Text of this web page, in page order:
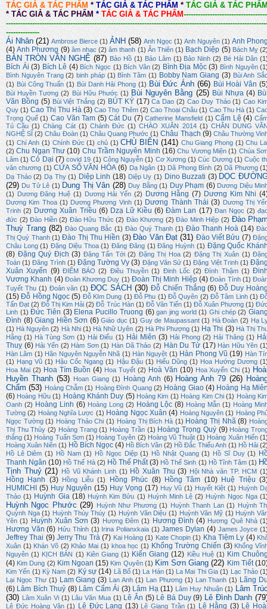
TÁC GIẢ & TÁC PHẨM * TÁC GIẢ & TÁC PHẨM * TÁC GIẢ & TÁC
* TÁC GIẢ & TÁC PHẨM * TÁC GIẢ & TÁC PHẨM-----------------------------------
--------------
Ái Nhân (21) Ambrose Bierce (1) ẢNH (58) Anh Ngọc (1) Anh Nguyên (1) Anh
(4) Anh Phương (9) âm nhạc (2) âm thanh (1) Ân Thiên (1) Bạch Diệp (5) Bách Mỵ
BÀN TRÒN VĂN NGHỆ (87) Bảo Hồ (1) Bảo Lâm (1) Bảo Ninh (2) Bé Hải Dân
Bích Ái (3) Bích Lê (4) Bích Ngọc (1) Bích Vân (2) Bình Địa Mộc (3) Bình Nguyên
Bình Nguyên Trang (2) binh pháp (1) Bình Tâm (1) Bobby Nam Giang (3) Bùi Anh
(1) Bùi Công Thuấn (1) Bùi Danh Hải Phong (1) Bùi Đức Ánh (66) Bùi Hoài Vân
Bùi Huyền Tương (2) Bùi Hữu Phước (1) Bùi Nguyên Bằng (25) Bùi Nhựa (4)
Văn Bồng (5) Bùi Việt Thắng (2) BÚT KÝ (17) Ca Dao (2) Cao Duy Thảo (1) Cao
Quy (1) Cao Thị Thu Hà (3) Cao Thọ Thêm (2) Cao Thoại Châu (1) Cao Thu Hà (1)
Trọng Quế (1) Cao Văn Tam (5) Cát Du (7) Catherine Mansfield (1) Cẩm Lệ (4)
Tú Cầu (1) Chàng Cát (1) Chánh Đức (1) CHÀO XUÂN 2014 (1) CHÂN DUNG
NGHỆ SĨ (2) Châu Đoàn (1) Châu Quang Phước (1) Châu Thạch (9) Châu Thường
(1) Chí Anh (1) Chính Đức (1) chủ (1) CHỦ BIÊN (141) Chu Giang Phong (1) Chu
(2) Chu Ngạn Thư (10) Chu Trầm Nguyên Minh (16) Chu Vương Miện (1) Chúa
Lâm (1) Cỏ Dại (7) covid 19 (1) Công Nguyễn (1) Cơ Xương (1) Cúc Dương (1) Cuộc
văn chương (1) CỬA SỔ VĂN HÓA (6) Dạ Ngân (1) Dã Phong Bình (2) Dã Phương
Dạ Thảo (2) Dạ Thy (1) Diệp Linh (18) Diệp Uy (1) Dino Buzzati (3) DỌC
(29) Du Tử Lê (1) Dung Thị Vân (28) Duy Bằng (1) Duy Phạm (6) Dương Diệu
(1)
Dương Đăng Huệ (1) Dương Hải Yến (2) Dương Hằng (7) Dương Kim Nhi
Dương Kim Thoa (1) Dương Phương Vinh (1) Dương Thành Thái (3) Dương Thị
Trinh (2) Dương Xuân Triều (6) Dzạ Lữ Kiều (6) Đàm Lan (17) Đan Ngọc (2)
đức (2) Đào Hiền (2) Đào Hữu Thức (2) Đào Khương (2) Đào Minh Hiệp (2) Đào
Thuỳ Trang (82) Đào Quang Bắc (1) Đào Quý Thạnh (1) Đào Thanh Hoà (14)
Thị Quý Thanh (1) Đào Thị Thu Hiền (3) Đào Văn Đạt (31) Đào Viết Bửu (7)
Châu Long (1) Đặng Diệu Thoa (1) Đăng Đăng (1) Đăng Huỳnh (1) Đặng Quốc
(8) Đặng Quý Địch (3) Đặng Tấn Tới (2) Đặng Thị Hoa (2) Đặng Thị Xuân (1)
Toán (1) Đăng Trình (1) Đặng Tường Vy (3) Đặng Văn Sử (1) Đặng Việt Trinh (1)
Xuân Xuyến (9) ĐIỂM BÁO (2) Điêu Thuyền (1) Đinh Lốc (2) Đình Thậm (1)
Vương Khanh (4) Đoàn Khương Duy (1) Đoàn Thị Minh Hiệp (4) Đoàn Tình (1)
Tuyết Thu (1) Đoản văn (1) ĐỌC SÁCH (30) Đỗ Chiến Thắng (6) Đỗ Duy
(15) Đỗ Hồng Ngọc (5) Đỗ KIm Dung (1) Đỗ Phu (1) Đỗ Quyên (2) Đỗ Tâm Linh (1)
Tấn Đạt (2) Đỗ Thị Kim Hải (2) Đỗ Trúc Hàn (1) Đỗ Văn Tiến (1) Đỗ Xuân Phương (1)
Linh (1) Đức Tiên (3) Elena Pucillo Truong (6) gan jing world (1) Ghi chép (2)
Đình (8) Giang Hiền Sơn (6) Giáo dục (1) Guy de Maupassant (1) Hà Đoàn (2) Hạ
(1) Hà Nguyên (2) Hà Nhi (1) Hà Nhữ Uyên (2) Hà Phi Phượng (1) Hạ Thi (3) Hà Thị
Hằng (1) Hà Tùng Sơn (1) Hải Điểu (1) Hải Miên (3) Hải Phong (2) Hải Thăng (1)
Thuỵ (6) Hải Yến (2) Hàm Sơn (1) Hàn Dã Thảo (2) Hàn Du Tử (17) Hàn Hữu Yên
Hàn Lâm (1) Hãn Nguyên Nguyễn Nhã (1) Hàn Nguyệt (1) Hàn Phong Vũ (19) Hàn
(1) Hạng Vũ (1) Hậu Cốc Ngang (1) Hậu Đậu (1) Hiếu Dũng (1) Hoa Hướng Dương
Hoa Mai (2) Hoa Tím Buồn (4) Hoa Tuyết (2) Hoà Văn (10) Hoa Xuyến Chi (1)
Huyền Thanh (53) Hoan Giang (1) Hoàng Anh (6) Hoàng Anh 79 (26)
Chẩm (53) Hoàng Chẫm (1) Hoàng Đình Quang (2) Hoàng Giao (4) Hoàng Hạ
(6) Hoàng Hữu (1) Hoàng Khánh Duy (5) Hoàng Kim (1) Hoàng Kim Chi (1) Hoàng
Oanh (2) Hoàng Linh (6) Hoàng Long (2) Hoàng Lộc (8) Hoàng Mẫn (1) Hoàng
Tường (2) Hoàng Nghĩa Lược (1) Hoàng Ngọc Xuân (4) Hoàng Nguyên (1) Hoàng
Ngọc Tường (1) Hoàng Thảo Chi (1) Hoàng Thị Bích Hà (1) Hoàng Thị Nhã (8)
Thị Thu Thủy (2) Hoàng Trang (1) Hoàng Trần (1) Hoàng Trọng Quý (9) Hoàng
thắng (1) Hoàng Tuấn Sơn (1) Hoàng Tuyên (2) Hoàng Vũ Thuật (1) Hoàng Xuân Hiến
Hoàng Xuân Niên (1) Hồ Bích Ngọc (4) Hồ Bích Vân (2) Hồ Đắc Thiếu Anh (1) Hồ Hải
Hồ Lê Diêm (1) Hồ Nam (1) Hồ Ngọc Diệp (1) Hồ Nhật Quang (1) Hồ Sĩ Duy (1)
Thanh Ngân (10) Hồ Thế Hà (2) Hồ Thế Phất (3) Hồ Thế Sinh (1) Hồ Tĩnh Tâm (1)
Tịnh Thuỷ (21) Hồ Vũ Khánh Linh (1) Hồ Xuân Thu (3) Hội Nhà văn TP. HCM
Hồng Hạnh (3) Hồng Liễu (1) Hồng Phúc (8) Hồng Tâm (10) Huệ Triệu
HUMICHI
(5) Huy Nguyên (15) Huy Vọng (17) Huy Vũ (1) Huyết Kiệt (1) Huỳnh
Thảo (1) Huỳnh Gia (18) Huỳnh Kim Bửu (1) Huỳnh Minh Lệ (2) Huỳnh Ngọc Nga
Huỳnh Ngọc Phước (29) Huỳnh Như Phương (1) Huỳnh Thanh Lan (1)
Huỳnh
Quỳnh Nga (1) Huỳnh Thúy Thúy (1) Huỳnh Văn Diệu (1) Huỳnh Văn Mỹ (1) Huỳnh
Yên (1) Huỳnh Xuân Sơn (3) Hương Đêm (1) Hương Đình (4) Hương Quê Nhà
Hương Văn (6) Hửu Thỉnh (1) Irina Polianxkaia (1) James Dylan (4) James Joyce
Jeffrey Thai (9) Jerry Thu Trà (7) Kai Hoàng (1) Kate Chopin (1) Kha Tiệm Ly (4)
Xuân (1) Khán Võ (2) Khảo Mai (1) khoa học (1) Khổng Trường Chiến (3) Khổng
Nguyên (1) KỊCH BẢN (1) Kiên Giang (1) Kiến Giang (12) Kiều Huệ (1) Kim
(4) Kim Dung (2) Kim Ngoan (15) Kim Quyên (1) Kim Sơn Giang (22) Kim Tiết
Kim Yến (1) Kỳ Nam (2) Ký sự (14) Lã Bố (1) La Hán (1) La Mai Thi Gia (1) Lạc Thảo
Lại Ngọc Thư (1) Lam Giang (3) Lan Anh (1) Lan Phương (1) Lan Thanh (1) Lãng
(6) Lâm Bích Thuỷ (8) Lâm Cẩm Ái (3) Lâm Hạ (11) Lâm Huy Nhuận (1) Lâm
(30) Lâm Xuân Vi (1) Lâu Văn Mua (1) Lê Ân (5) Lê Bá Duy (9) Lê Đình Danh
Lê Đức Hoàng Vân (1) Lê Đức Lang (13) Lê Giang Trần (1) Lệ Hằng (3) Lê